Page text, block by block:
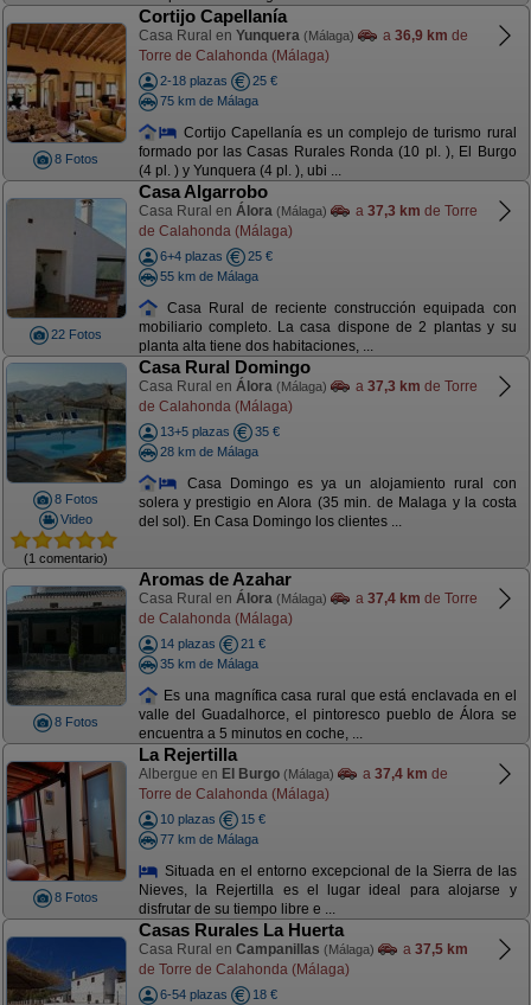
8 Fotos
Cortijo Capellanía
Casa Rural en Yunquera (Málaga) a 36,9 km de
Torre de Calahonda (Málaga)
2-18 plazas
25 €
75 km de Málaga
Cortijo Capellanía es un complejo de turismo rural
formado por las Casas Rurales Ronda (10 pl. ), El Burgo
(4 pl. ) y Yunquera (4 pl. ), ubi ...
22 Fotos
Casa Algarrobo
Casa Rural en Álora (Málaga) a 37,3 km de Torre
de Calahonda (Málaga)
6+4 plazas
25 €
55 km de Málaga
Casa Rural de reciente construcción equipada con
mobiliario completo. La casa dispone de 2 plantas y su
planta alta tiene dos habitaciones, ...
8 Fotos
Video
(1 comentario)
Casa Rural Domingo
Casa Rural en Álora (Málaga) a 37,3 km de Torre
de Calahonda (Málaga)
13+5 plazas
35 €
28 km de Málaga
Casa Domingo es ya un alojamiento rural con
solera y prestigio en Alora (35 min. de Malaga y la costa
del sol). En Casa Domingo los clientes ...
8 Fotos
Aromas de Azahar
Casa Rural en Álora (Málaga) a 37,4 km de Torre
de Calahonda (Málaga)
14 plazas
21 €
35 km de Málaga
Es una magnífica casa rural que está enclavada en el
valle del Guadalhorce, el pintoresco pueblo de Álora se
encuentra a 5 minutos en coche, ...
8 Fotos
La Rejertilla
Albergue en El Burgo (Málaga) a 37,4 km de
Torre de Calahonda (Málaga)
10 plazas
15 €
77 km de Málaga
Situada en el entorno excepcional de la Sierra de las
Nieves, la Rejertilla es el lugar ideal para alojarse y
disfrutar de su tiempo libre e ...
Casas Rurales La Huerta
Casa Rural en Campanillas (Málaga) a 37,5 km
de Torre de Calahonda (Málaga)
6-54 plazas
18 €